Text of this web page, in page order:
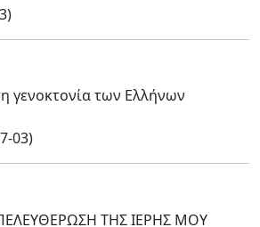
γενοκτονία των Ελλήνων
03)
ΤΗΣ ΙΕΡΗΣ ΜΟΥ